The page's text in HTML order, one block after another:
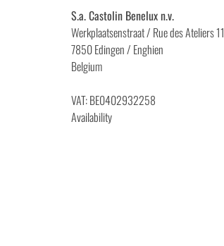
S.a. Castolin Benelux n.v.
Werkplaatsenstraat / Rue des Ateliers 11
7850 Edingen / Enghien
Belgium
VAT: BE0402932258
Availability